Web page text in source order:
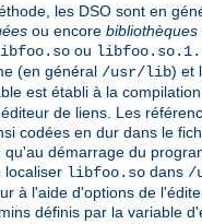
les DSO sont en
ou encore bibliothèques
ou
(en général /usr/lib) et
est établi à la
de liens. Les
codées en dur dans le
qu'au démarrage du
localiser libfoo.so dans /
à l'aide d'options de
définis par la variable